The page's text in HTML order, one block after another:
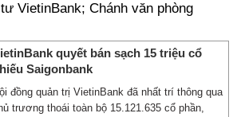
VietinBank; Chánh văn phòng
quyết bán sạch 15 triệu cổ
Saigonbank
đồng quản trị VietinBank đã nhất trí thông qua
trương thoái toàn bộ 15.121.635 cổ phần,